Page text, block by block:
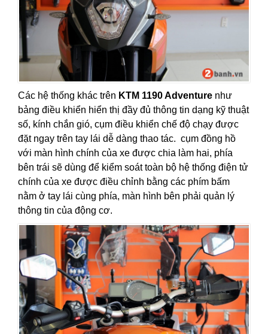
Các hệ thống khác trên KTM 1190 Adventure như
bảng điều khiển hiển thị đầy đủ thông tin dạng kỹ thuật
số, kính chắn gió, cụm điều khiển chế độ chạy được
đặt ngay trên tay lái dễ dàng thao tác. cụm đồng hồ
với màn hình chính của xe được chia làm hai, phía
bên trái sẽ dùng để kiểm soát toàn bộ hệ thống điện tử
chính của xe được điều chỉnh bằng các phím bấm
nằm ở tay lái cùng phía, màn hình bên phải quản lý
thông tin của động cơ.